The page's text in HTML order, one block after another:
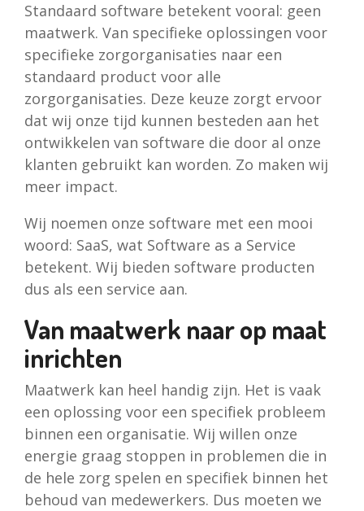
Standaard software betekent vooral: geen
maatwerk. Van specifieke oplossingen voor
specifieke zorgorganisaties naar een
standaard product voor alle
zorgorganisaties. Deze keuze zorgt ervoor
dat wij onze tijd kunnen besteden aan het
ontwikkelen van software die door al onze
klanten gebruikt kan worden. Zo maken wij
meer impact.
Wij noemen onze software met een mooi
woord: SaaS, wat Software as a Service
betekent. Wij bieden software producten
dus als een service aan.
Van maatwerk naar op maat
inrichten
Maatwerk kan heel handig zijn. Het is vaak
een oplossing voor een specifiek probleem
binnen een organisatie. Wij willen onze
energie graag stoppen in problemen die in
de hele zorg spelen en specifiek binnen het
behoud van medewerkers. Dus moeten we